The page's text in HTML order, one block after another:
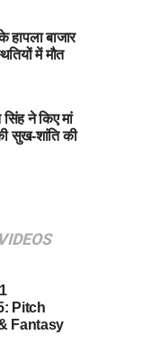
हापला बाजार
में मौत
सिंह ने किए मां
सुख-शांति की
VIDEOS
Pitch
Fantasy